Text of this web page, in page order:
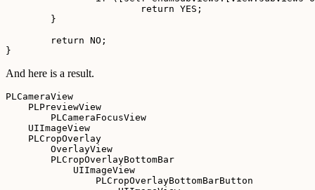
And here is a result.
PLCameraView
    PLPreviewView
        PLCameraFocusView
    UIImageView
    PLCropOverlay
        OverlayView
        PLCropOverlayBottomBar
            UIImageView
                PLCropOverlayBottomBarButton